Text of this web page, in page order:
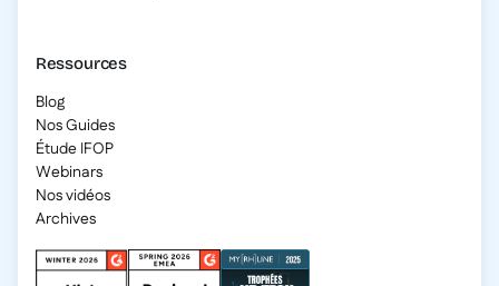
Ressources
Blog
Nos Guides
Étude IFOP
Webinars
Nos vidéos
Archives